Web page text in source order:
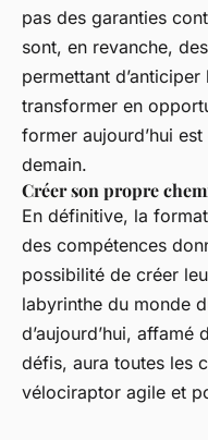
pas des garanties
sont, en revanche,
permettant
transformer en
former aujourd’hui
demain.
Créer son propre
En définitive, la
des compétences
possibilité de créer
labyrinthe du monde
d’aujourd’hui,
défis, aura toutes les
vélociraptor agile et